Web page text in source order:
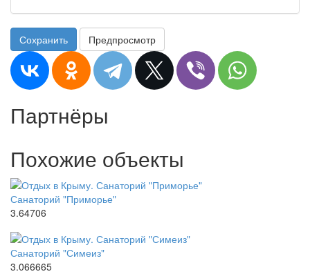
Сохранить Предпросмотр
Партнёры
Похожие объекты
Санаторий "Приморье"
3.64706
Санаторий "Симеиз"
3.066665